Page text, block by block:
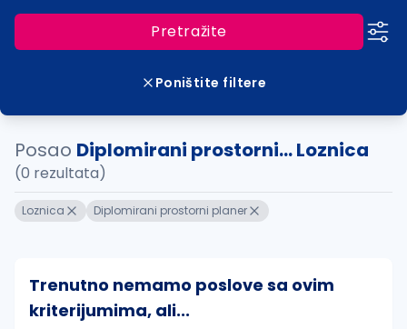
Pretražite
Poništite filtere
Posao Diplomirani prostorni... Loznica
(0 rezultata)
Loznica Diplomirani prostorni planer
Trenutno nemamo poslove sa ovim
kriterijumima, ali...